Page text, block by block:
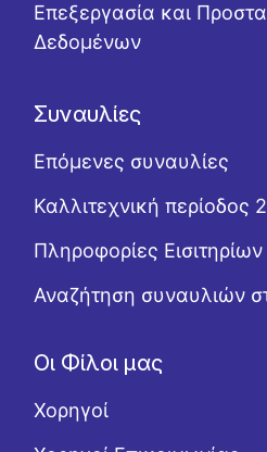
Επεξεργασία και
Δεδομένων
Συναυλίες
Επόμενες συναυλίες
Καλλιτεχνική περίοδος
Πληροφορίες Εισιτηρίων
Αναζήτηση συναυλιών
Οι Φίλοι μας
Χορηγοί